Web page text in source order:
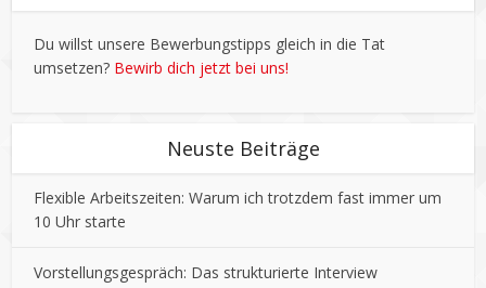
Du willst unsere Bewerbungstipps gleich in die Tat
umsetzen? Bewirb dich jetzt bei uns!
Neuste Beiträge
Flexible Arbeitszeiten: Warum ich trotzdem fast immer um
10 Uhr starte
Vorstellungsgespräch: Das strukturierte Interview